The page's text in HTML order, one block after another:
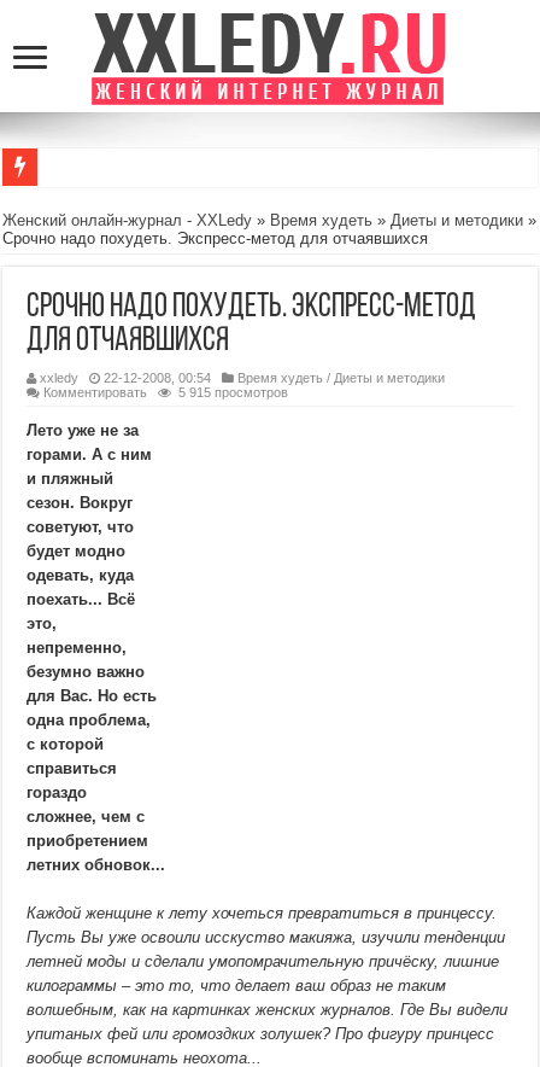
MansMag.ru: стиль, технологии и вдохновение для современных мужчин
Стоит или нет: Несколько вопросов, которые стоит задать себе перед тем,
Как найти гармонию в повседневной жизни: 5 простых шагов
Женский онлайн-журнал - XXLedy » Время худеть »Диеты и методики »
Срочно надо похудеть. Экспресс-метод для отчаявшихся
Срочно надо похудеть. Экспресс-метод
для отчаявшихся
xxledy 22-12-2008, 00:54 Время худеть / Диеты и методики
Комментировать
5 915 просмотров
Лето уже не за
горами. А с ним
и пляжный
сезон. Вокруг
советуют, что
будет модно
одевать, куда
поехать... Всё
это,
непременно,
безумно важно
для Вас. Но есть
одна проблема,
с которой
справиться
гораздо
сложнее, чем с
приобретением
летних обновок...
Каждой женщине к лету хочеться превратиться в принцессу.
Пусть Вы уже освоили исскуство макияжа, изучили тенденции
летней моды и сделали умопомрачительную причёску, лишние
килограммы – это то, что делает ваш образ не таким
волшебным, как на картинках женских журналов. Где Вы видели
упитаных фей или громоздких золушек? Про фигуру принцесс
вообще вспоминать неохота...